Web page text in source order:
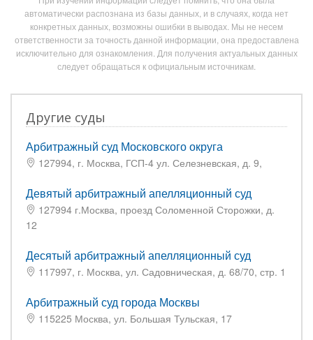
автоматически распознана из базы данных, и в случаях, когда нет
конкретных данных, возможны ошибки в выводах. Мы не несем
ответственности за точность данной информации, она предоставлена
исключительно для ознакомления. Для получения актуальных данных
следует обращаться к официальным источникам.
Другие суды
Арбитражный суд Московского округа
127994, г. Москва, ГСП-4 ул. Селезневская, д. 9,
Девятый арбитражный апелляционный суд
127994 г.Москва, проезд Соломенной Сторожки, д.
12
Десятый арбитражный апелляционный суд
117997, г. Москва, ул. Садовническая, д. 68/70, стр. 1
Арбитражный суд города Москвы
115225 Москва, ул. Большая Тульская, 17